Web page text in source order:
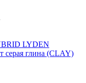
LYDEN
серая глина (CLAY)